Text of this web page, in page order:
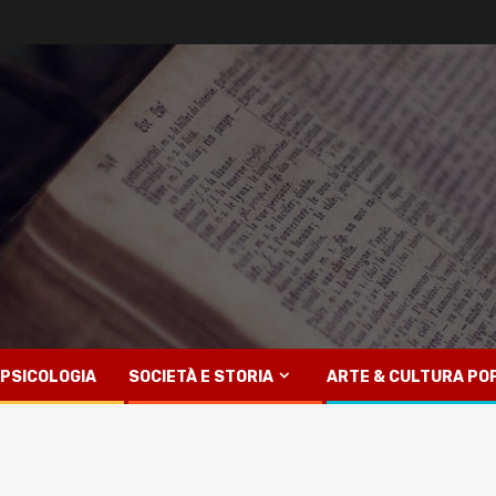
PSICOLOGIA SOCIETÀ E STORIA ARTE & CULTURA